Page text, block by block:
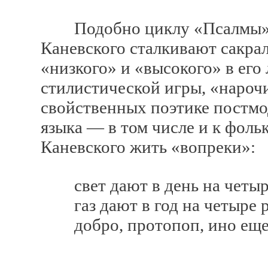
Подобно циклу «Псалмы»
Каневского сталкивают
«низкого» и «высокого» в
стилистической игры,
свойственных поэтике
языка — в том числе и к
Каневского жить «вопреки»:
свет дают в день на
газ дают в год на четыре
добро, протопоп, ино еще